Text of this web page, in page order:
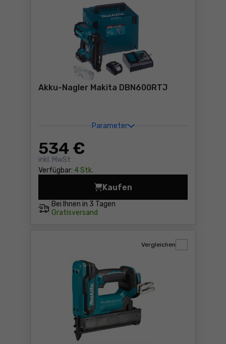
Akku-Nagler Makita DBN600RTJ
Parameter
534 €
inkl. MwSt
Verfügbar: 4 Stk.
Bei Ihnen in 3 Tagen
Gratisversand
Kaufen
Akku-Nagler Makita
Vergleichen